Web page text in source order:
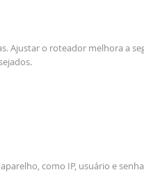
Ajustar o roteador melhora a
como IP, usuário e senha